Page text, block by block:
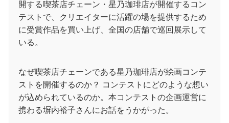
開する喫茶店チェーン・星乃珈琲店が開催するコン
テストで、クリエイターに活躍の場を提供するため
に受賞作品を買い上げ、全国の店舗で巡回展示して
いる。
なぜ喫茶店チェーンである星乃珈琲店が絵画コンテ
ストを開催するのか？ コンテストにどのような想い
が込められているのか。本コンテストの企画運営に
携わる塀内裕子さんにお話をうかがった。